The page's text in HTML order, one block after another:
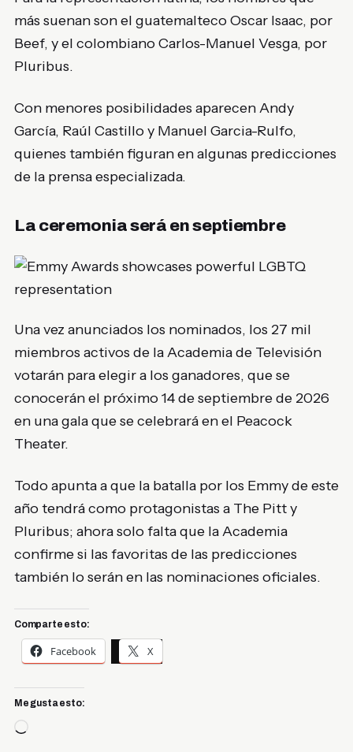
más suenan son el guatemaltecoOscar Isaac, por
Beef, y el colombianoCarlos-Manuel Vesga, por
Pluribus.
Con menores posibilidades aparecenAndy
García, Raúl Castilloy Manuel Garcia-Rulfo,
quienes también figuran en algunas predicciones
de la prensa especializada.
La ceremonia será en septiembre
Una vez anunciados los nominados, los 27 mil
miembros activos de la Academia de Televisión
votarán para elegir a los ganadores, que se
conocerán el próximo14 de septiembre de 2026
en una gala que se celebrará en el Peacock
Theater.
Todo apunta a que la batalla por los Emmy de este
año tendrá como protagonistas a The Pitty
Pluribus; ahora solo falta que la Academia
confirme si las favoritas de las predicciones
también lo serán en las nominaciones oficiales.
Comparte esto:
Facebook X
Me gusta esto:
Cargando...